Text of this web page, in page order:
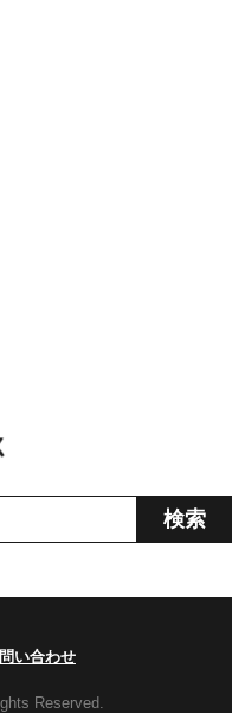
い合わせ
Reserved.